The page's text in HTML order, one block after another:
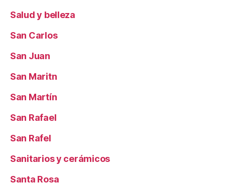
Salud y belleza
San Carlos
San Juan
San Maritn
San Martín
San Rafael
San Rafel
Sanitarios y cerámicos
Santa Rosa